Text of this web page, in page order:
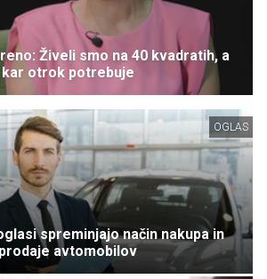
Živeli smo na 40 kvadratih, a
otrok potrebuje
OGLAS
spreminjajo način nakupa in
prodaje avtomobilov